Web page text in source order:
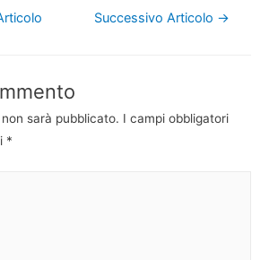
Successivo Articolo →
sarà pubblicato. I campi obbligatori
*